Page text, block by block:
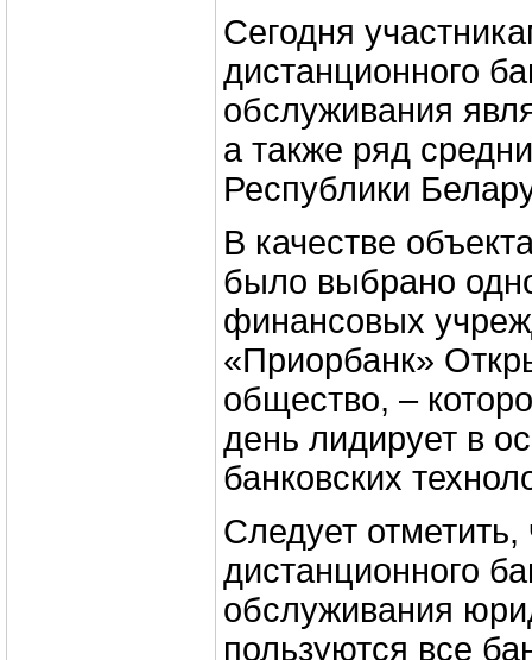
Сегодня
дистанционного
обслуживания
а также ряд
Республики
В качестве
было выбрано
финансовых
«Приорбанк»
общество, –
день лидирует в
банковских
Следует
дистанционного
обслуживания
пользуются все